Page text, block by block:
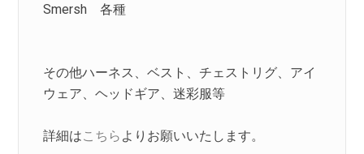
Smersh 各種
その他ハーネス、ベスト、チェストリグ、アイ
ウェア、ヘッドギア、迷彩服等
詳細はこちら よりお願いいたします。